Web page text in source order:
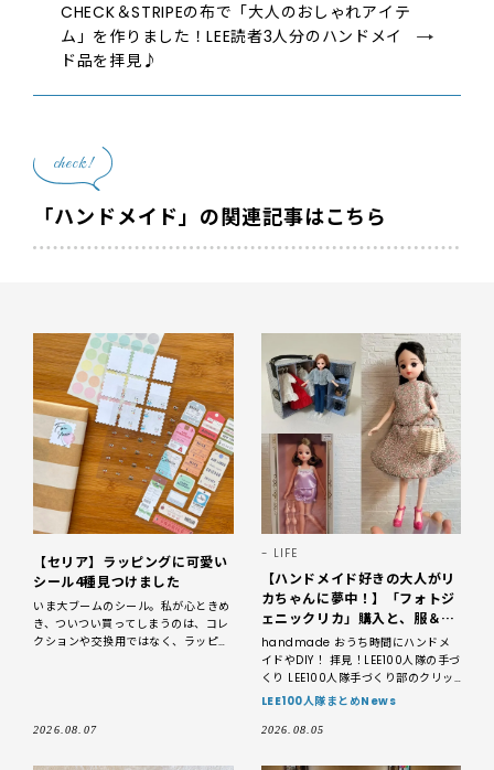
CHECK＆STRIPEの布で「大人のおしゃれアイテ
ム」を作りました！LEE読者3人分のハンドメイ
ド品を拝見♪
check!
「ハンドメイド」の関連記事はこちら
【セリア】ラッピングに可愛い
シール4種見つけました
いま大ブームのシール。私が心ときめ
き、ついつい買ってしまうのは、コレ
クションや交換用ではなく、ラッピン
2026.08.07
LIFE
【ハンドメイド好きの大人がリ
カちゃんに夢中！】「フォトジ
ェニックリカ」購入と、服＆ク
ローゼットの手づくり実例をご
紹介【LEE100人隊・2026】
handmade おうち時間にハンドメ
イドやDIY！ 拝見！LEE100人隊の手づ
くり LEE100人隊手づくり部のクリッ
プより、「最近作ったお気に入り」の
LEE100人隊まとめNews
2026.08.05